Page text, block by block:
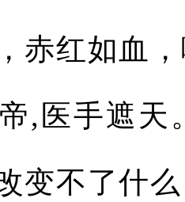
赤红如血
,医手遮天
变不了什